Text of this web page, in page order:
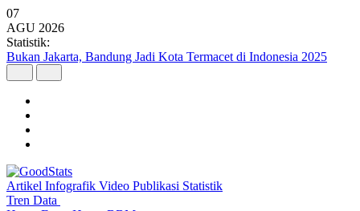
07
AGU 2026
Statistik:
Bukan Jakarta, Bandung Jadi Kota Termacet di Indonesia 2025
Artikel Infografik Video Publikasi Statistik
Tren Data